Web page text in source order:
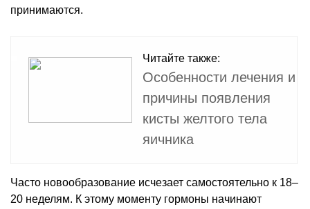
принимаются.
Читайте также:
Особенности лечения и
причины появления
кисты желтого тела
яичника
Часто новообразование исчезает самостоятельно к 18–
20 неделям. К этому моменту гормоны начинают